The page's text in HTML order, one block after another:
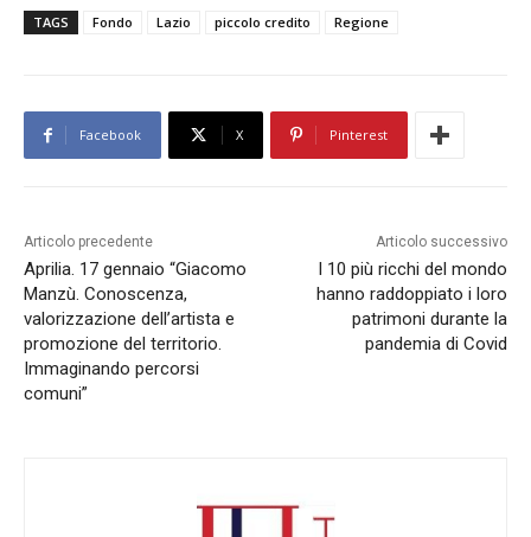
TAGS Fondo Lazio piccolo credito Regione
Facebook X Pinterest
Articolo precedente
Aprilia. 17 gennaio “Giacomo
Manzù. Conoscenza,
valorizzazione dell’artista e
promozione del territorio.
Immaginando percorsi
comuni”
Articolo successivo
I 10 più ricchi del mondo
hanno raddoppiato i loro
patrimoni durante la
pandemia di Covid